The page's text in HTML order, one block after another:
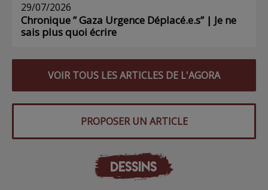
29/07/2026
Chronique ” Gaza Urgence Déplacé.e.s” | Je ne
sais plus quoi écrire
VOIR TOUS LES ARTICLES DE L'AGORA
PROPOSER UN ARTICLE
DESSINS